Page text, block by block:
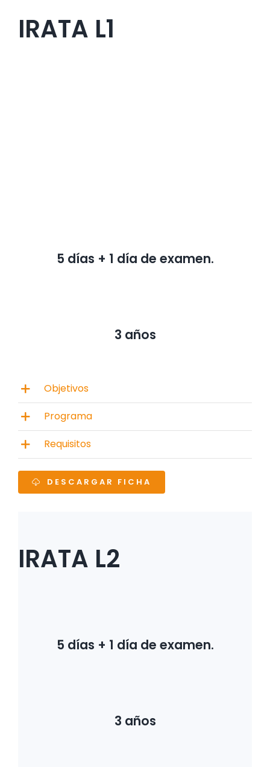
IRATA L1
5 días + 1 día de examen.
3 años
Objetivos
Programa
Requisitos
DESCARGAR FICHA
IRATA L2
5 días + 1 día de examen.
3 años